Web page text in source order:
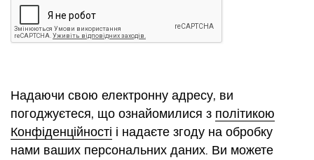
Надаючи свою електронну адресу, ви
погоджуєтеся, що ознайомилися з політикою
Конфіденційності і надаєте згоду на обробку
нами ваших персональних даних. Ви можете